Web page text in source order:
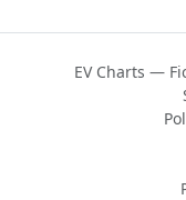
EV Charts —